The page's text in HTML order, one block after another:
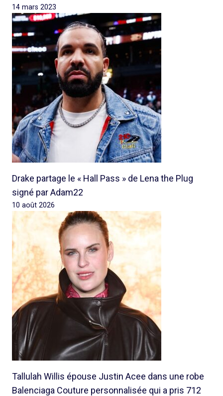
14 mars 2023
Drake partage le « Hall Pass » de Lena the Plug
signé par Adam22
10 août 2026
Tallulah Willis épouse Justin Acee dans une robe
Balenciaga Couture personnalisée qui a pris 712